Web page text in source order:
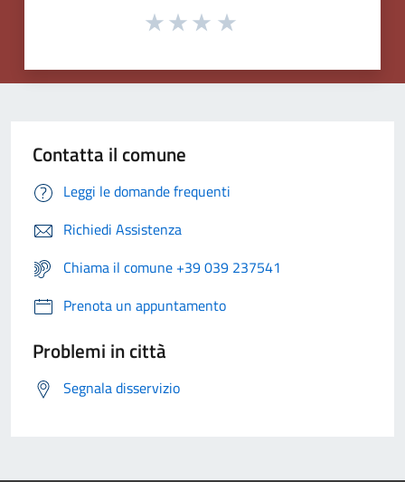
Contatta il comune
Leggi le domande frequenti
Richiedi Assistenza
Chiama il comune +39 039 237541
Prenota un appuntamento
Problemi in città
Segnala disservizio